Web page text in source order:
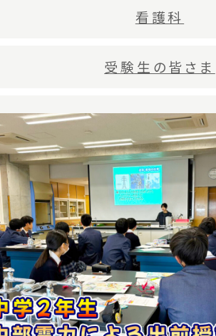
看護科
受験生の皆さま